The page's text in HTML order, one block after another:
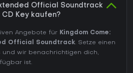
Official Soundtrack
Key kaufen?
Angebote für Kingdom Come:
Official Soundtrack. Setze einen
und wir benachrichtigen dich,
ist.